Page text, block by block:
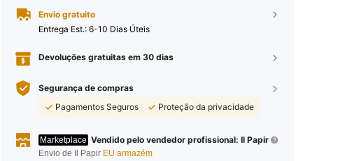
Envio gratuito
Entrega Est.: 6-10 Dias Úteis
Devoluções gratuitas em 30 dias
Segurança de compras
Pagamentos Seguros
Proteção da privacidade
Marketplace Vendido pelo vendedor profissional: Il Papir
Envio de Il Papir EU armazém